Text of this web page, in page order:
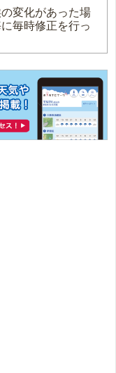
変化があった場
毎時修正を行っ